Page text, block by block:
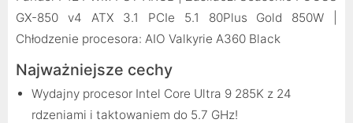
GX-850 v4 ATX 3.1 PCIe 5.1 80Plus Gold 850W |
Chłodzenie procesora: AIO Valkyrie A360 Black
Najważniejsze cechy
Wydajny procesor Intel Core Ultra 9 285K z 24
rdzeniami i taktowaniem do 5.7 GHz!